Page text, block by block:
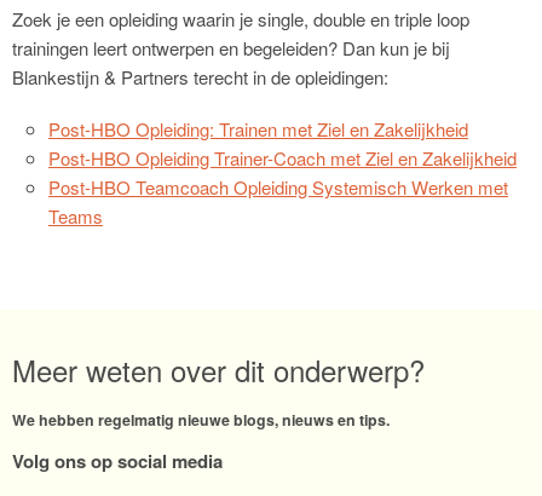
Zoek je een opleiding waarin je single, double en triple loop
trainingen leert ontwerpen en begeleiden? Dan kun je bij
Blankestijn & Partners terecht in de opleidingen:
Post-HBO Opleiding: Trainen met Ziel en Zakelijkheid
Post-HBO Opleiding Trainer-Coach met Ziel en Zakelijkheid
Post-HBO Teamcoach Opleiding Systemisch Werken met
Teams
Meer weten over dit onderwerp?
We hebben regelmatig nieuwe blogs, nieuws en tips.
Volg ons op social media